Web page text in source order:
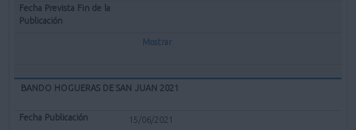
Mostrar
BANDO HOGUERAS DE SAN JUAN 2021
15/06/2021